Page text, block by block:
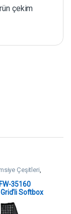
çekim
Çeşitleri
35160
Softbox